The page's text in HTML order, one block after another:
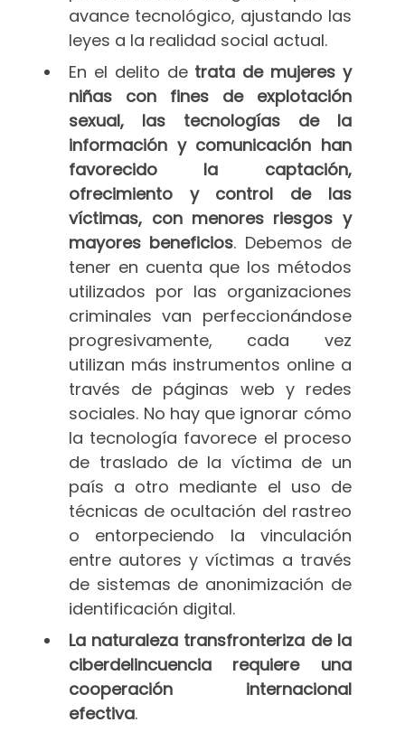
avance tecnológico, ajustando las
leyes a la realidad social actual.
En el delito de trata de mujeres y
niñas con fines de explotación
sexual, las tecnologías de la
información y comunicación han
favorecido la captación,
ofrecimiento y control de las
víctimas, con menores riesgos y
mayores beneficios. Debemos de
tener en cuenta que los métodos
utilizados por las organizaciones
criminales van perfeccionándose
progresivamente, cada vez
utilizan más instrumentos online a
través de páginas web y redes
sociales. No hay que ignorar cómo
la tecnología favorece el proceso
de traslado de la víctima de un
país a otro mediante el uso de
técnicas de ocultación del rastreo
o entorpeciendo la vinculación
entre autores y víctimas a través
de sistemas de anonimización de
identificación digital.
La naturaleza transfronteriza de la
ciberdelincuencia requiere una
cooperación internacional
efectiva.